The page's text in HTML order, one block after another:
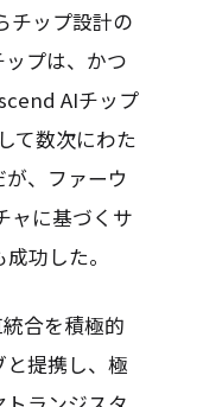
チップ設計の
プは、かつ
AIチップ
て数次にわた
、ファーウ
ャに基づくサ
功した。
合を積極的
提携し、極